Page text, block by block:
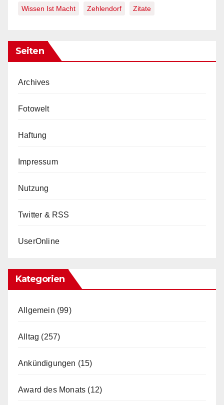
Wissen Ist Macht Zehlendorf Zitate
Seiten
Archives
Fotowelt
Haftung
Impressum
Nutzung
Twitter & RSS
UserOnline
Kategorien
Allgemein (99)
Alltag (257)
Ankündigungen (15)
Award des Monats (12)